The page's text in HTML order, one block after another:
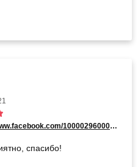
https://www.facebook.com/100002960006923
спасибо!